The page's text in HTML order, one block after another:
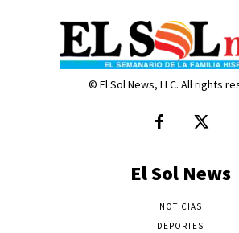
© El Sol News, LLC. All rights
El Sol News
NOTICIAS
DEPORTES